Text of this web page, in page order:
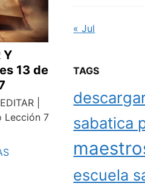
Y
13 de
|
Lección 7
« Jul
TAGS
sabatica
escuela